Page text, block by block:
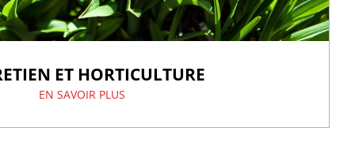
ET HORTICULTURE
EN SAVOIR PLUS